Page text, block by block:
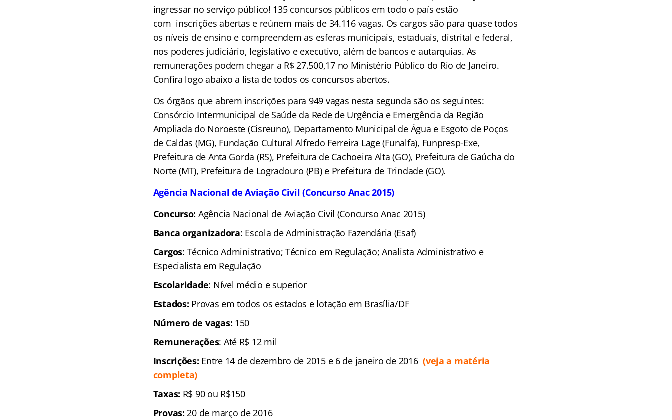
ingressar no serviço público! 135 concursos públicos em todo o país estão
com inscrições abertas e reúnem mais de 34.116 vagas. Os cargos são para quase todos
os níveis de ensino e compreendem as esferas municipais, estaduais, distrital e federal,
nos poderes judiciário, legislativo e executivo, além de bancos e autarquias. As
remunerações podem chegar a R$ 27.500,17 no Ministério Público do Rio de Janeiro.
Confira logo abaixo a lista de todos os concursos abertos.
Os órgãos que abrem inscrições para 949 vagas nesta segunda são os seguintes:
Consórcio Intermunicipal de Saúde da Rede de Urgência e Emergência da Região
Ampliada do Noroeste (Cisreuno), Departamento Municipal de Água e Esgoto de Poços
de Caldas (MG), Fundação Cultural Alfredo Ferreira Lage (Funalfa), Funpresp-Exe,
Prefeitura de Anta Gorda (RS), Prefeitura de Cachoeira Alta (GO), Prefeitura de Gaúcha do
Norte (MT), Prefeitura de Logradouro (PB) e Prefeitura de Trindade (GO).
Agência Nacional de Aviação Civil (Concurso Anac 2015)
Concurso: Agência Nacional de Aviação Civil (Concurso Anac 2015)
Banca organizadora: Escola de Administração Fazendária (Esaf)
Cargos: Técnico Administrativo; Técnico em Regulação; Analista Administrativo e
Especialista em Regulação
Escolaridade: Nível médio e superior
Estados: Provas em todos os estados e lotação em Brasília/DF
Número de vagas: 150
Remunerações: Até R$ 12 mil
Inscrições: Entre 14 de dezembro de 2015 e 6 de janeiro de 2016(veja a matéria
completa)
Taxas: R$ 90 ou R$150
Provas:20 de março de 2016